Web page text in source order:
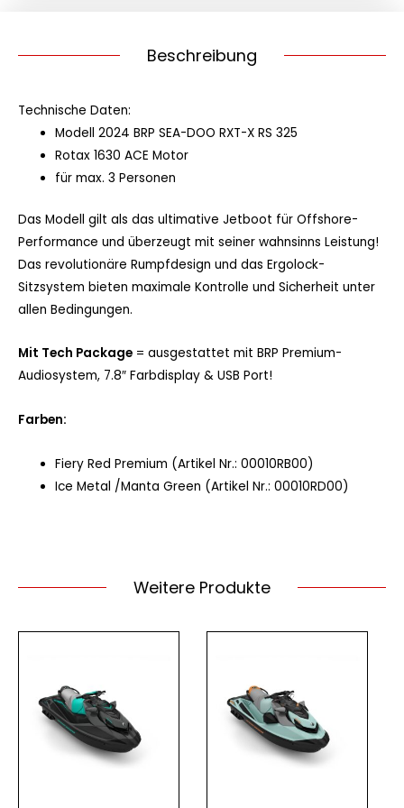
Beschreibung
Technische Daten:
Modell 2024 BRP SEA-DOO RXT-X RS 325
Rotax 1630 ACE Motor
für max. 3 Personen
Das Modell gilt als das ultimative Jetboot für Offshore-
Performance und überzeugt mit seiner wahnsinns Leistung!
Das revolutionäre Rumpfdesign und das Ergolock-
Sitzsystem bieten maximale Kontrolle und Sicherheit unter
allen Bedingungen.
Mit Tech Package = ausgestattet mit BRP Premium-
Audiosystem, 7.8″ Farbdisplay & USB Port!
Farben:
Fiery Red Premium (Artikel Nr.: 00010RB00)
Ice Metal /Manta Green (Artikel Nr.: 00010RD00)
Weitere Produkte